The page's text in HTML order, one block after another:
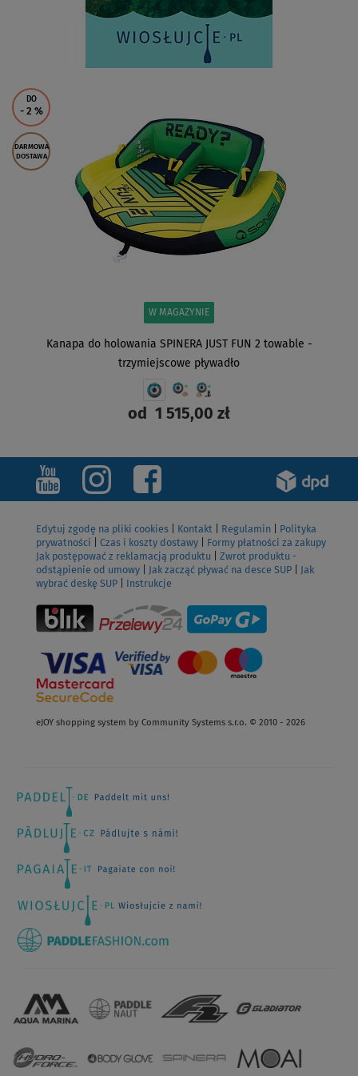
DO
- 2 %
DARMOWA
DOSTAWA
W MAGAZYNIE
Kanapa do holowania SPINERA JUST FUN 2 towable -
trzymiejscowe pływadło
od 1 515,00 zł
ZOBACZ
Edytuj zgodę na pliki cookies Kontakt Regulamin
Polityka
prywatności
Czas i koszty dostawy
Formy płatności za zakupy
Jak postępować z reklamacją produktu
Zwrot produktu -
odstąpienie od umowy
Jak zacząć pływać na desce SUP
Jak
wybrać deskę SUP
Instrukcje
eJOY shopping system by Community Systems s.r.o. © 2010 - 2026